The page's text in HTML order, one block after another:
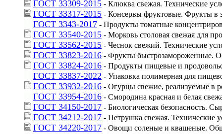
ГОСТ 33309-2015 - Клюква свежая. Технические
ГОСТ 33317-2015 - Консервы фруктовые. Фрукты в
ГОСТ 3343-2017 - Продукты томатные
ГОСТ 33540-2015 - Морковь столовая свежая для
ГОСТ 33562-2015 - Чеснок свежий. Технические
ГОСТ 33823-2016 - Фрукты быстрозамороженные.
ГОСТ 33824-2016 - Продукты пищевые и
ГОСТ 33837-2022 - Упаковка полимерная для
ГОСТ 33932-2016 - Огурцы свежие, реализуемые в
ГОСТ 33954-2016 - Смородина красная и белая
ГОСТ 34150-2017 - Биологическая безопасность.
ГОСТ 34212-2017 - Петрушка свежая. Технические
ГОСТ 34220-2017 - Овощи соленые и квашеные.